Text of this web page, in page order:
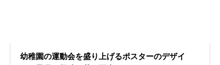
幼稚園の運動会を盛り上げるポスターのデザイ